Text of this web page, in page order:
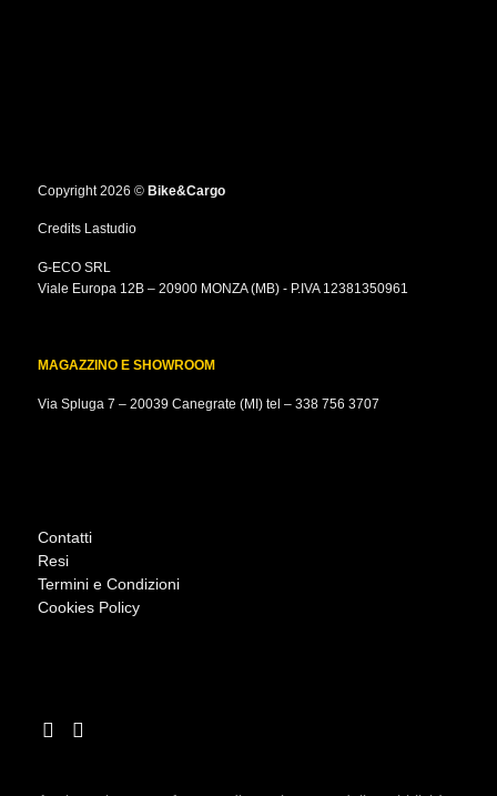
Copyright 2026 © Bike&Cargo
Credits Lastudio
G-ECO SRL
Viale Europa 12B – 20900 MONZA (MB) - P.IVA 12381350961
MAGAZZINO E SHOWROOM
Via Spluga 7 – 20039 Canegrate (MI) tel – 338 756 3707
Contatti
Resi
Termini e Condizioni
Cookies Policy